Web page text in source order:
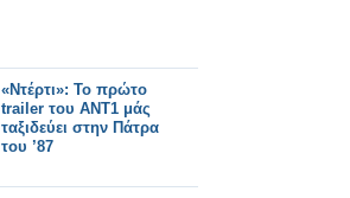
«Ντέρτι»: Το πρώτο
trailer του ΑΝΤ1 μάς
ταξιδεύει στην Πάτρα
του ’87